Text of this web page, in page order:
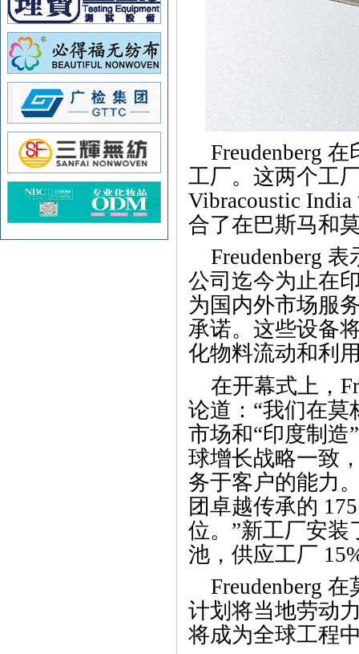
Freudenberg
工厂。 这两个工
Vibracoustic India
合了在巴斯马和
Freudenberg
公司迄今为止在
为 国内外市场服
承诺。这些设备
化物料流动和利
在开幕式上，
论道：“我们在莫
市场和“印度制造”
球增长战略一致
务于客户的能力
团卓越传承的
位。 ”新工厂安装
池，供应工厂
Freudenberg
计划将当地劳动
将成为全球工程